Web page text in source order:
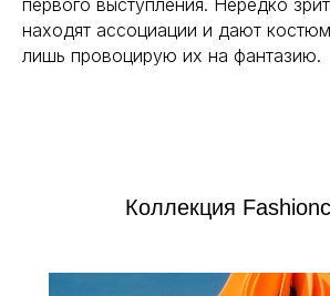
находят ассоциации и дают
лишь провоцирую их на фантазию.
Коллекция